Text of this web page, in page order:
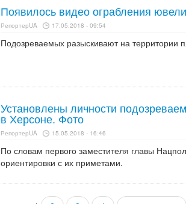
Появилось видео ограбления
РепортерUA 17.05.2018 - 09:54
Подозреваемых разыскивают на территории
Установлены личности
в Херсоне. Фото
РепортерUA 15.05.2018 - 16:46
По словам первого заместителя главы
ориентировки с их приметами.